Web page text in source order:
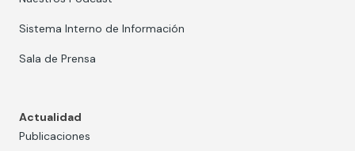
Sistema Interno de Información
Sala de Prensa
Actualidad
Publicaciones